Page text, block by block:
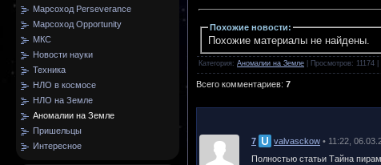
Марсоход Perseverance
Марсоход Opportunity
МКС
Новости науки
Техника
НЛО в космосе
НЛО на Земле
Аномалии на Земле
Пришельцы
Интересное
Похожие новости:
Похожие материалы не найдены.
Категория: Аномалии на Земле Просмотров: 11174 |
Всего комментариев: 7
7 valvasckow • 11:22,
Полностью статьи Тайна